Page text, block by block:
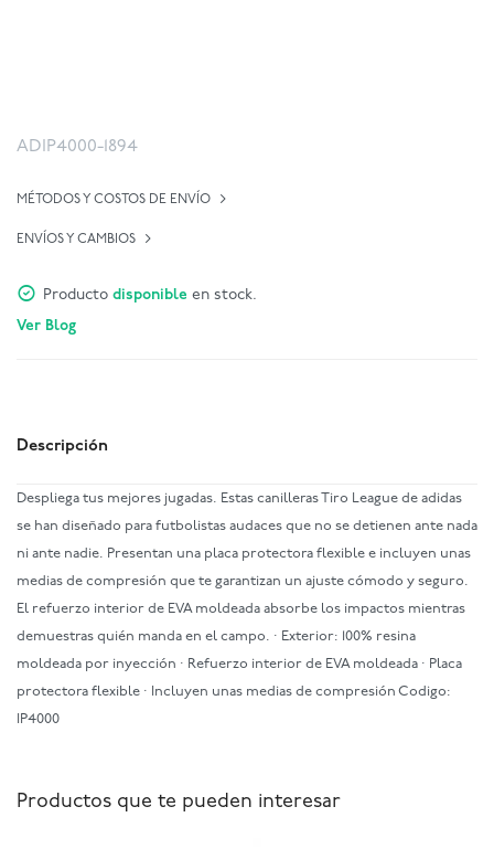
ADIP4000-1894
MÉTODOS Y COSTOS DE ENVÍO
ENVÍOS Y CAMBIOS
Producto disponible en stock.
Ver Blog
Descripción
Despliega tus mejores jugadas. Estas canilleras Tiro League de adidas
se han diseñado para futbolistas audaces que no se detienen ante nada
ni ante nadie. Presentan una placa protectora flexible e incluyen unas
medias de compresión que te garantizan un ajuste cómodo y seguro.
El refuerzo interior de EVA moldeada absorbe los impactos mientras
demuestras quién manda en el campo. · Exterior: 100% resina
moldeada por inyección · Refuerzo interior de EVA moldeada · Placa
protectora flexible · Incluyen unas medias de compresión Codigo:
IP4000
Productos que te pueden interesar